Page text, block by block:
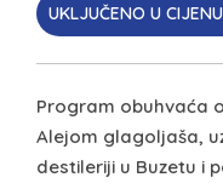
UKLJUČENO U CIJENU
Program obuhvaća
Alejom glagoljaša,
destileriji u Buzetu i